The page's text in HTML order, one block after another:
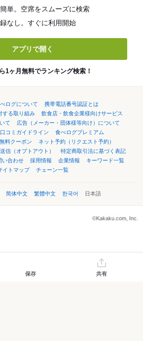
単。空席をスムーズに検索
なし。すぐに利用開始
アプリで開く
1ヶ月無料でランキング検索！
ログについて
携帯電話番号認証とは
する取り組み
飲食店・飲食企業様向けサービス
て
広告（メーカー・団体様等向け）について
口コミガイドライン
食べログプレミアム
料クーポン
ネット予約（リクエスト予約）
信（オプトアウト）
特定商取引法に基づく表記
い合わせ 採用情報 企業情報
キーワード一覧
イトマップ
チェーン一覧
简体中文 繁體中文 한국어 日本語
©Kakaku.com, Inc.
保存 共有